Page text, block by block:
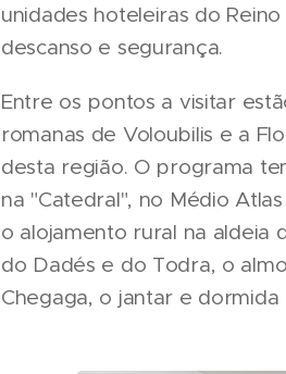
unidades hoteleiras do
descanso e segurança.
Entre os pontos a visitar
romanas de Voloubilis e a
desta região. O programa
na "Catedral", no Médio
o alojamento rural na aldeia
do Dadés e do Todra, o
Chegaga, o jantar e